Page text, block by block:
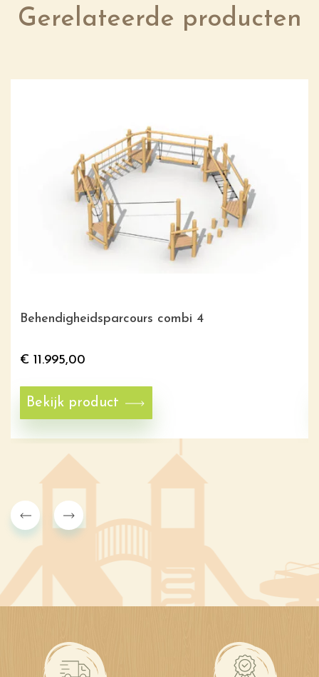
Gerelateerde producten
Behendigheidsparcours combi 4
€ 11.995,00
Bekijk product